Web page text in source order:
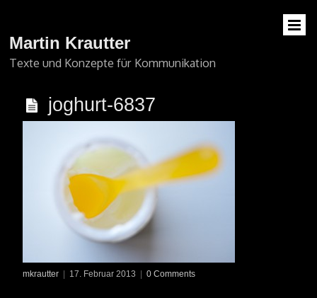
Martin Krautter
Texte und Konzepte für Kommunikation
joghurt-6837
mkrautter 17. Februar 2013 0 Comments